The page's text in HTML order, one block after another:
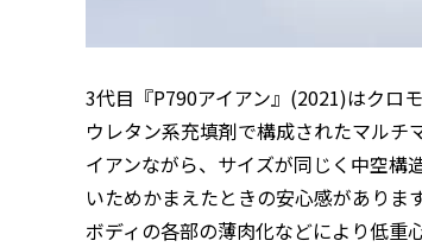
3代目『P790アイアン』(2021)はクロ
ウレタン系充填剤で構成されたマルチ
イアンながら、サイズが同じく中空構
いためかまえたときの安心感がありま
ボディの各部の薄肉化などにより低重